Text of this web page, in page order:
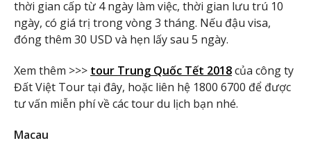
thời gian cấp từ 4 ngày làm việc, thời gian lưu trú 10
ngày, có giá trị trong vòng 3 tháng. Nếu đậu visa,
đóng thêm 30 USD và hẹn lấy sau 5 ngày.
Xem thêm >>> tour Trung Quốc Tết 2018của công ty
Đất Việt Tour tại đây, hoặc liên hệ 1800 6700 để được
tư vấn miễn phí về các tour du lịch bạn nhé.
Macau